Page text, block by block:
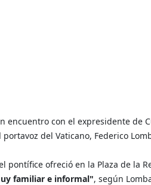
encuentro con el expresidente de
del Vaticano, Federico
pontífice ofreció en la Plaza de la
familiar e informal", según